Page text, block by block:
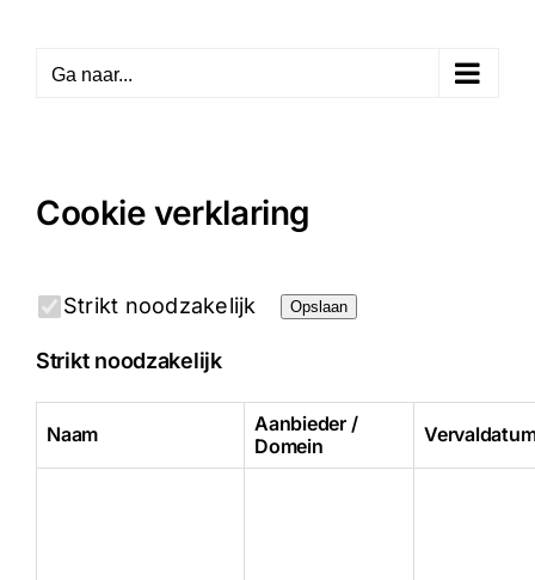
contentGa naar...
Cookie verklaring
Strikt noodzakelijk Opslaan
Strikt noodzakelijk
Naam
Aanbieder /
Domein